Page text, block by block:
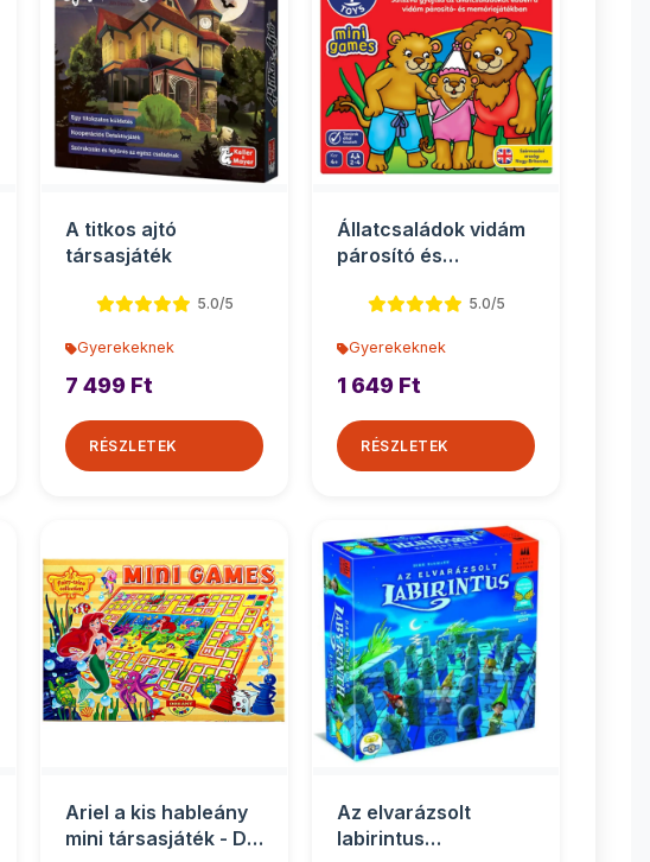
A titkos ajtó
társasjáték
5.0/5
Gyerekeknek
7 499 Ft
RÉSZLETEK
Állatcsaládok vidám
párosító és
5.0/5
Gyerekeknek
1 649 Ft
RÉSZLETEK
Ariel a kis hableány
mini társasjáték - D-
Az elvarázsolt
labirintus